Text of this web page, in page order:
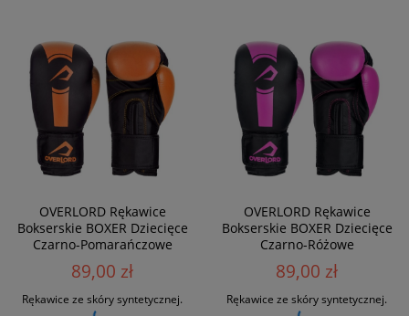
OVERLORD Rękawice
Bokserskie BOXER Dziecięce
Czarno-Pomarańczowe
89,00 zł
Rękawice ze skóry syntetycznej.
OVERLORD Rękawice
Bokserskie BOXER Dziecięce
Czarno-Różowe
89,00 zł
Rękawice ze skóry syntetycznej.